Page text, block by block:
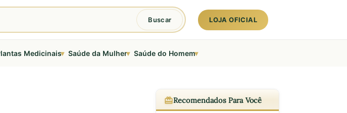
Buscar LOJA OFICIAL
Medicinais▾ Saúde da Mulher▾ Saúde do Homem▾
Recomendados Para Você